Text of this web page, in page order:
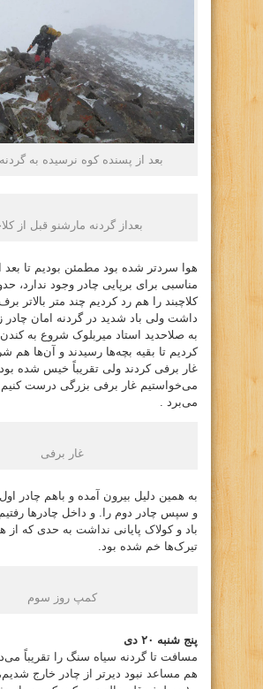
بعد از پسنده کوه نرسیده به
بعداز گردنه مارشنو قبل از
هوا سردتر شده بود مطمئن بودیم تا بعد
کلاچبند را هم رد کردیم چند متر بالاتر
داشت ولی باد شدید در گردنه امان چادر
به صلاحدید استاد میربلوک شروع به
کردیم تا بقیه بچه‌ها رسیدند و آن‌ها هم
غار برفی کردند ولی تقریباً خیس شده
می‌خواستیم غار برفی بزرگی درست کنیم
می‌برد .
غار برفی
به همین دلیل بیرون آمده و باهم چادر اول
و سپس چادر دوم را. و داخل چادرها
باد و کولاک پایانی نداشت به حدی که از
تیرک‌ها خم شده بود.
کمپ روز سوم
پنج شنبه ۲۰ دی
مسافت تا گردنه سیاه سنگ را تقریباً
هم مساعد نبود دیرتر از چادر خارج